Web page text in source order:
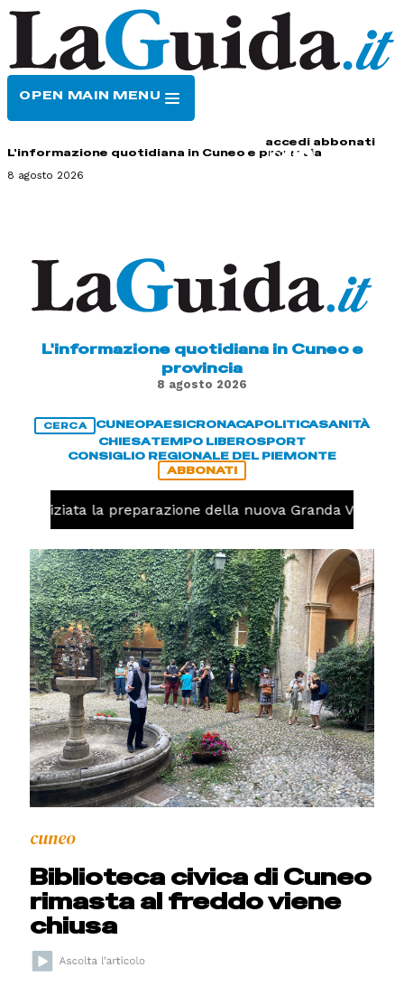
OPEN MAIN MENU
accedi abbonati
L'informazione quotidiana in Cuneo e provincia
8 agosto 2026
L'informazione quotidiana in Cuneo e
provincia
8 agosto 2026
CERCA CUNEOPAESICRONACAPOLITICASANITÀ
CHIESATEMPO LIBEROSPORT
CONSIGLIO REGIONALE DEL PIEMONTE
ABBONATI
iniziata la preparazione della nuova Granda Volley
cuneo
Biblioteca civica di Cuneo
rimasta al freddo viene
chiusa